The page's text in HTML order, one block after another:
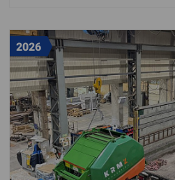
2026